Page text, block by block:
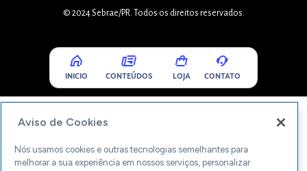
© 2024 Sebrae/PR. Todos os direitos reservados.
INICIO CONTEÚDOS LOJA CONTATO
Aviso de Cookies
Nós usamos cookies e outras tecnologias semelhantes para
melhorar a sua experiência em nossos serviços, personalizar